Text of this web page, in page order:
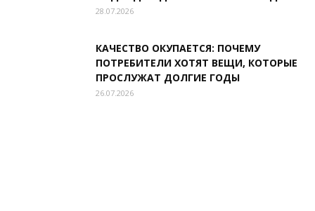
28.07.2026
КАЧЕСТВО ОКУПАЕТСЯ: ПОЧЕМУ
ПОТРЕБИТЕЛИ ХОТЯТ ВЕЩИ, КОТОРЫЕ
ПРОСЛУЖАТ ДОЛГИЕ ГОДЫ
26.07.2026